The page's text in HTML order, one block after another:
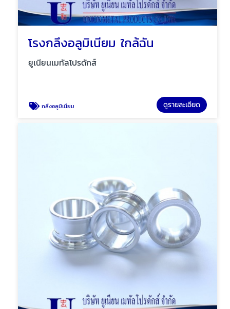
โรงกลึงอลูมิเนียม ใกล้ฉัน
ยูเนียนเมทัลโปรดักส์
กลึงอลูมิเนียม ดูรายละเอียด